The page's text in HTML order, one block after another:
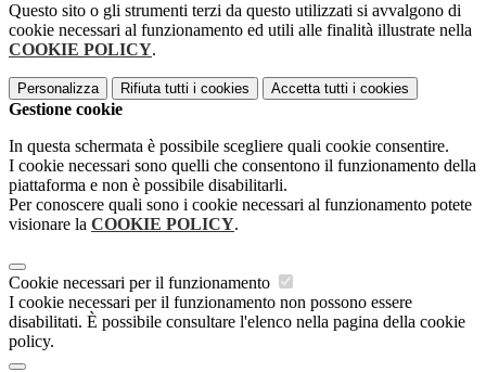
Questo sito o gli strumenti terzi da questo utilizzati si avvalgono di
cookie necessari al funzionamento ed utili alle finalità illustrate nella
COOKIE POLICY.
Personalizza Rifiuta tutti i cookies Accetta tutti i cookies
Gestione cookie
In questa schermata è possibile scegliere quali cookie consentire.
I cookie necessari sono quelli che consentono il funzionamento della
piattaforma e non è possibile disabilitarli.
Per conoscere quali sono i cookie necessari al funzionamento potete
visionare la COOKIE POLICY.
Cookie necessari per il funzionamento
I cookie necessari per il funzionamento non possono essere
disabilitati. È possibile consultare l'elenco nella pagina della cookie
policy.